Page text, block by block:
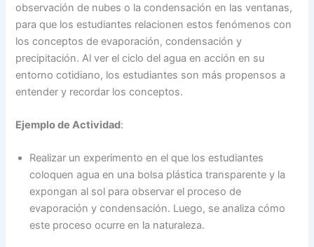
observación de nubes o la condensación en las ventanas,
para que los estudiantes relacionen estos fenómenos con
los conceptos de evaporación, condensación y
precipitación. Al ver el ciclo del agua en acción en su
entorno cotidiano, los estudiantes son más propensos a
entender y recordar los conceptos.
Ejemplo de Actividad:
Realizar un experimento en el que los estudiantes
coloquen agua en una bolsa plástica transparente y la
expongan al sol para observar el proceso de
evaporación y condensación. Luego, se analiza cómo
este proceso ocurre en la naturaleza.